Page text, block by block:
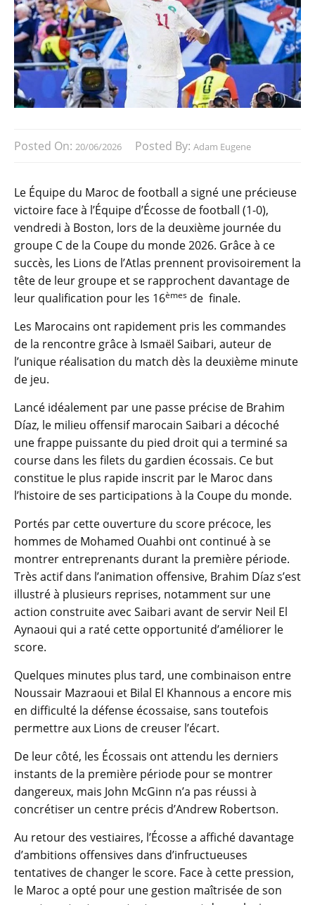
Posted On: 20/06/2026 Posted By: Adam Eugene
Le Équipe du Maroc de football a signé une précieuse
victoire face à l’Équipe d’Écosse de football (1-0),
vendredi à Boston, lors de la deuxième journée du
groupe C de la Coupe du monde 2026. Grâce à ce
succès, les Lions de l’Atlas prennent provisoirement la
tête de leur groupe et se rapprochent davantage de
leur qualification pour les 16èmes de finale.
Les Marocains ont rapidement pris les commandes
de la rencontre grâce à Ismaël Saibari, auteur de
l’unique réalisation du match dès la deuxième minute
de jeu.
Lancé idéalement par une passe précise de Brahim
Díaz, le milieu offensif marocain Saibari a décoché
une frappe puissante du pied droit qui a terminé sa
course dans les filets du gardien écossais. Ce but
constitue le plus rapide inscrit par le Maroc dans
l’histoire de ses participations à la Coupe du monde.
Portés par cette ouverture du score précoce, les
hommes de Mohamed Ouahbi ont continué à se
montrer entreprenants durant la première période.
Très actif dans l’animation offensive, Brahim Díaz s’est
illustré à plusieurs reprises, notamment sur une
action construite avec Saibari avant de servir Neil El
Aynaoui qui a raté cette opportunité d’améliorer le
score.
Quelques minutes plus tard, une combinaison entre
Noussair Mazraoui et Bilal El Khannous a encore mis
en difficulté la défense écossaise, sans toutefois
permettre aux Lions de creuser l’écart.
De leur côté, les Écossais ont attendu les derniers
instants de la première période pour se montrer
dangereux, mais John McGinn n’a pas réussi à
concrétiser un centre précis d’Andrew Robertson.
Au retour des vestiaires, l’Écosse a affiché davantage
d’ambitions offensives dans d’infructueuses
tentatives de changer le score. Face à cette pression,
le Maroc a opté pour une gestion maîtrisée de son